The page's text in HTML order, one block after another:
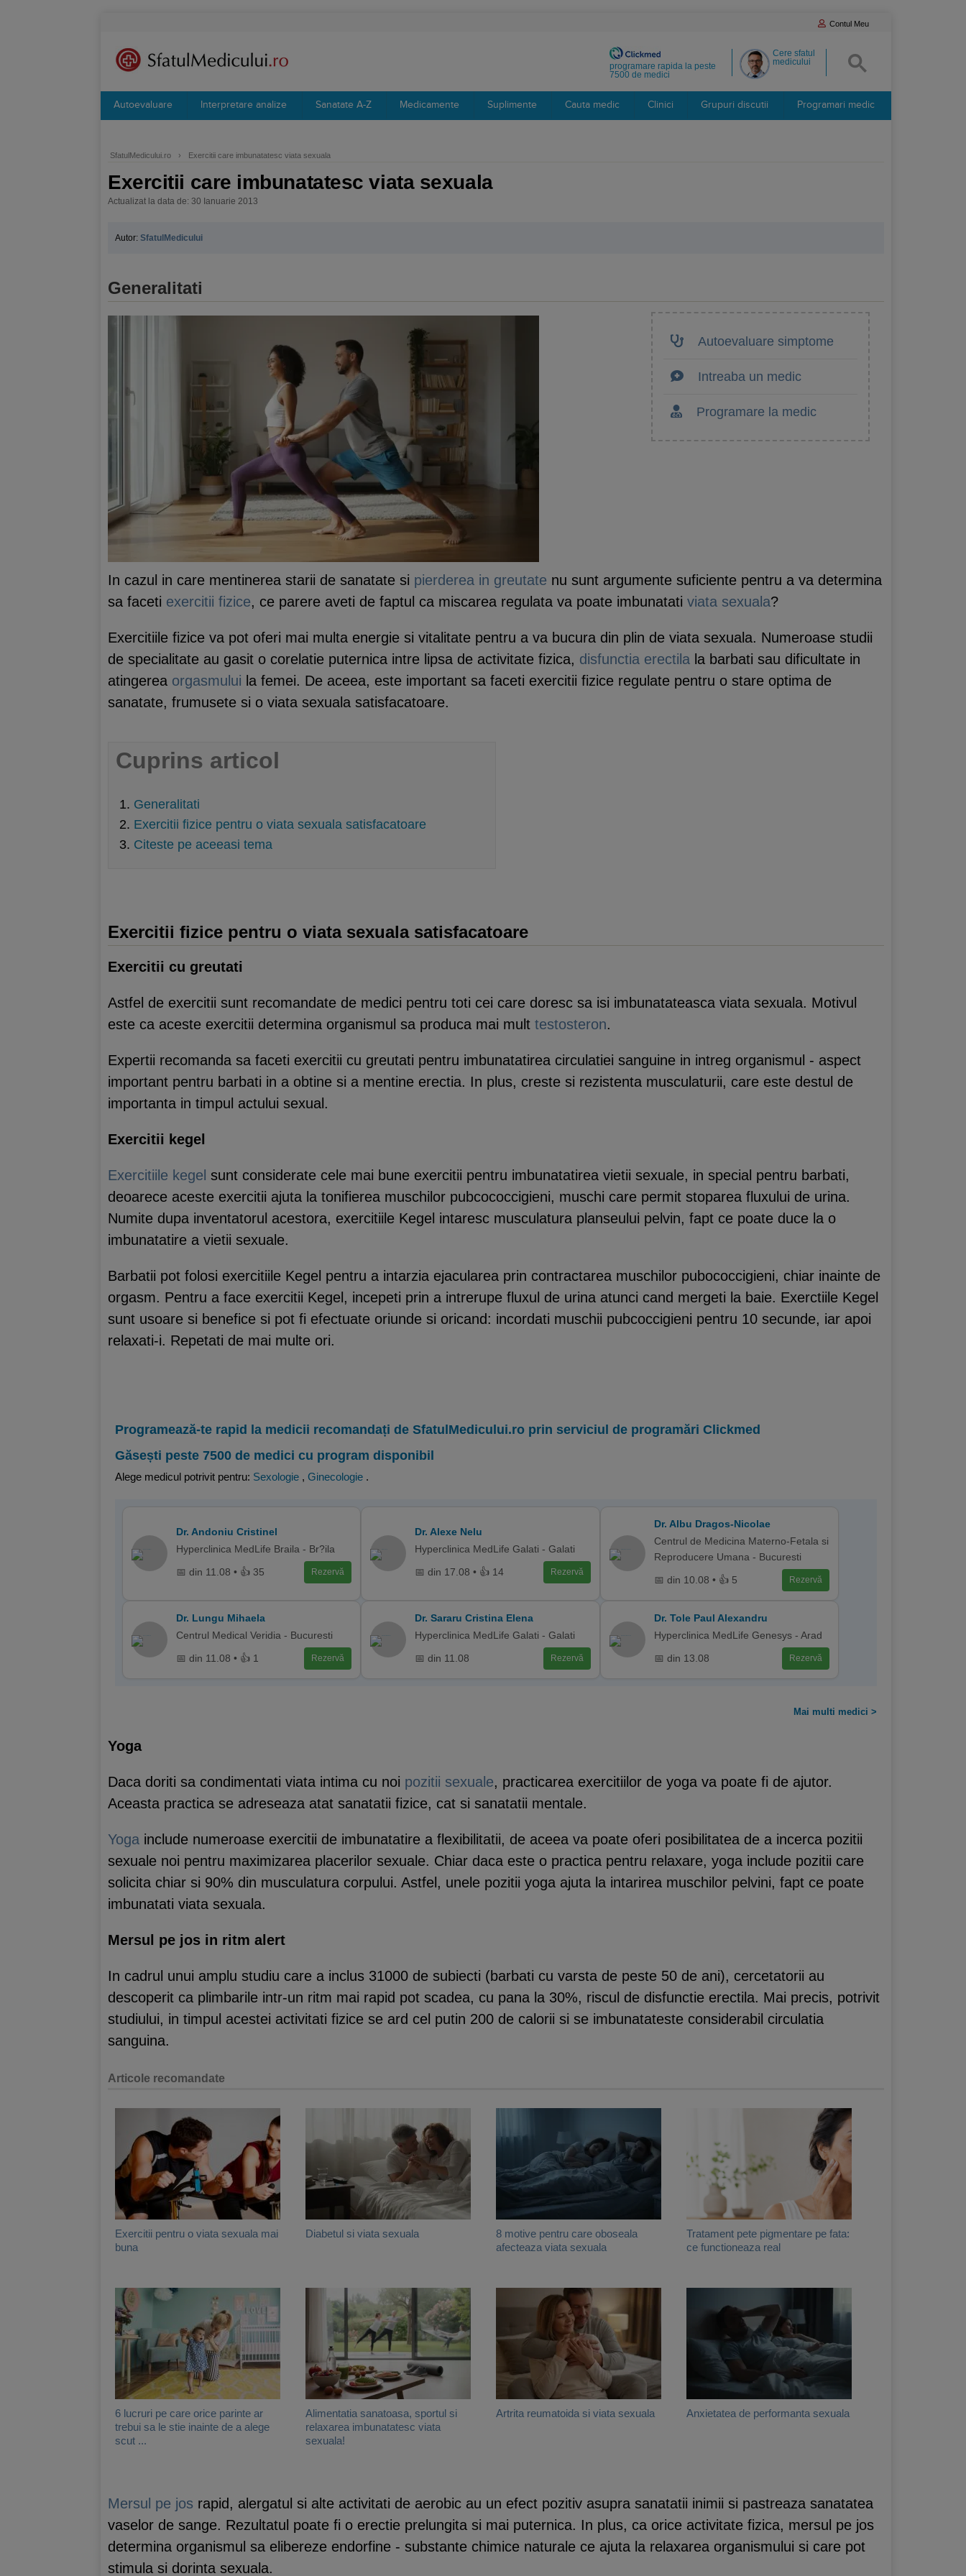
Contul Meu
Cere sfatul
medicului
programare rapida la peste
7500 de medici
Autoevaluare Interpretare analize Sanatate A-Z Medicamente Suplimente Cauta medic Clinici Grupuri discutii Programari medic
SfatulMedicului.ro › Exercitii care imbunatatesc viata sexuala
Exercitii care imbunatatesc viata sexuala
Actualizat la data de: 30 Ianuarie 2013
Autor: SfatulMedicului
Generalitati
Autoevaluare simptome
Intreaba un medic
Programare la medic
In cazul in care mentinerea starii de sanatate si pierderea in greutate nu sunt argumente suficiente pentru a va determina
sa faceti exercitii fizice, ce parere aveti de faptul ca miscarea regulata va poate imbunatati viata sexuala?
Exercitiile fizice va pot oferi mai multa energie si vitalitate pentru a va bucura din plin de viata sexuala. Numeroase studii
de specialitate au gasit o corelatie puternica intre lipsa de activitate fizica, disfunctia erectila la barbati sau dificultate in
atingerea orgasmului la femei. De aceea, este important sa faceti exercitii fizice regulate pentru o stare optima de
sanatate, frumusete si o viata sexuala satisfacatoare.
Cuprins articol
Generalitati
Exercitii fizice pentru o viata sexuala satisfacatoare
Citeste pe aceeasi tema
Exercitii fizice pentru o viata sexuala satisfacatoare
Exercitii cu greutati
Astfel de exercitii sunt recomandate de medici pentru toti cei care doresc sa isi imbunatateasca viata sexuala. Motivul
este ca aceste exercitii determina organismul sa produca mai mult testosteron.
Expertii recomanda sa faceti exercitii cu greutati pentru imbunatatirea circulatiei sanguine in intreg organismul - aspect
important pentru barbati in a obtine si a mentine erectia. In plus, creste si rezistenta musculaturii, care este destul de
importanta in timpul actului sexual.
Exercitii kegel
Exercitiile kegel sunt considerate cele mai bune exercitii pentru imbunatatirea vietii sexuale, in special pentru barbati,
deoarece aceste exercitii ajuta la tonifierea muschilor pubcococcigieni, muschi care permit stoparea fluxului de urina.
Numite dupa inventatorul acestora, exercitiile Kegel intaresc musculatura planseului pelvin, fapt ce poate duce la o
imbunatatire a vietii sexuale.
Barbatii pot folosi exercitiile Kegel pentru a intarzia ejacularea prin contractarea muschilor pubococcigieni, chiar inainte de
orgasm. Pentru a face exercitii Kegel, incepeti prin a intrerupe fluxul de urina atunci cand mergeti la baie. Exerctiile Kegel
sunt usoare si benefice si pot fi efectuate oriunde si oricand: incordati muschii pubcoccigieni pentru 10 secunde, iar apoi
relaxati-i. Repetati de mai multe ori.
Programează-te rapid la medicii recomandați de SfatulMedicului.ro prin serviciul de programări Clickmed
Găsești peste 7500 de medici cu program disponibil
Alege medicul potrivit pentru: Sexologie , Ginecologie .
Dr. Andoniu Cristinel
Hyperclinica MedLife Braila - Br?ila
📅 din 11.08 • 👍 35 Rezervă
Dr. Alexe Nelu
Hyperclinica MedLife Galati - Galati
📅 din 17.08 • 👍 14 Rezervă
Dr. Albu Dragos-Nicolae
Centrul de Medicina Materno-Fetala si
Reproducere Umana - Bucuresti
📅 din 10.08 • 👍 5 Rezervă
Dr. Lungu Mihaela
Centrul Medical Veridia - Bucuresti
📅 din 11.08 • 👍 1 Rezervă
Dr. Sararu Cristina Elena
Hyperclinica MedLife Galati - Galati
📅 din 11.08 Rezervă
Dr. Tole Paul Alexandru
Hyperclinica MedLife Genesys - Arad
📅 din 13.08 Rezervă
Mai multi medici >
Yoga
Daca doriti sa condimentati viata intima cu noi pozitii sexuale, practicarea exercitiilor de yoga va poate fi de ajutor.
Aceasta practica se adreseaza atat sanatatii fizice, cat si sanatatii mentale.
Yoga include numeroase exercitii de imbunatatire a flexibilitatii, de aceea va poate oferi posibilitatea de a incerca pozitii
sexuale noi pentru maximizarea placerilor sexuale. Chiar daca este o practica pentru relaxare, yoga include pozitii care
solicita chiar si 90% din musculatura corpului. Astfel, unele pozitii yoga ajuta la intarirea muschilor pelvini, fapt ce poate
imbunatati viata sexuala.
Mersul pe jos in ritm alert
In cadrul unui amplu studiu care a inclus 31000 de subiecti (barbati cu varsta de peste 50 de ani), cercetatorii au
descoperit ca plimbarile intr-un ritm mai rapid pot scadea, cu pana la 30%, riscul de disfunctie erectila. Mai precis, potrivit
studiului, in timpul acestei activitati fizice se ard cel putin 200 de calorii si se imbunatateste considerabil circulatia
sanguina.
Articole recomandate
Exercitii pentru o viata sexuala mai
buna
Diabetul si viata sexuala
8 motive pentru care oboseala
afecteaza viata sexuala
Tratament pete pigmentare pe fata:
ce functioneaza real
6 lucruri pe care orice parinte ar
trebui sa le stie inainte de a alege
scut ...
Alimentatia sanatoasa, sportul si
relaxarea imbunatatesc viata
sexuala!
Artrita reumatoida si viata sexuala Anxietatea de performanta sexuala
Mersul pe jos rapid, alergatul si alte activitati de aerobic au un efect pozitiv asupra sanatatii inimii si pastreaza sanatatea
vaselor de sange. Rezultatul poate fi o erectie prelungita si mai puternica. In plus, ca orice activitate fizica, mersul pe jos
determina organismul sa elibereze endorfine - substante chimice naturale ce ajuta la relaxarea organismului si care pot
stimula si dorinta sexuala.